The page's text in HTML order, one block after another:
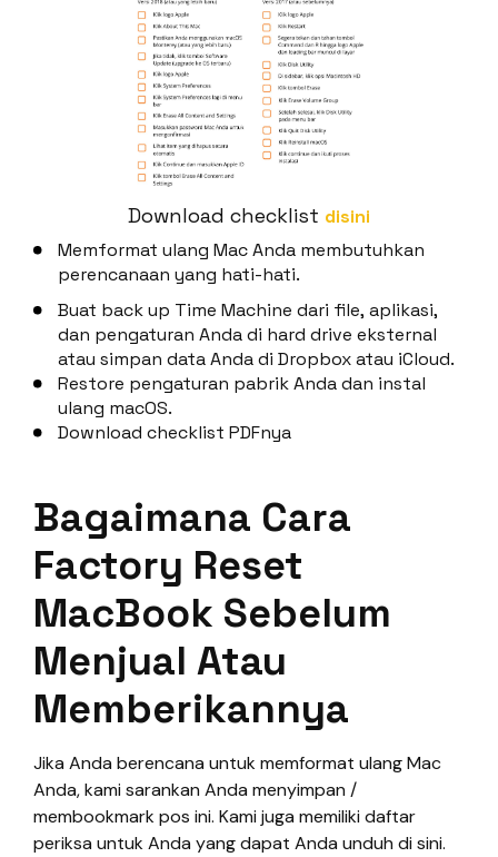
Download checklist disini
Memformat ulang Mac Anda membutuhkan
perencanaan yang hati-hati.
Buat back up Time Machine dari file, aplikasi,
dan pengaturan Anda di hard drive eksternal
atau simpan data Anda di Dropbox atau iCloud.
Restore pengaturan pabrik Anda dan instal
ulang macOS.
Download checklist PDFnya
Bagaimana Cara
Factory Reset
MacBook Sebelum
Menjual Atau
Memberikannya
Jika Anda berencana untuk memformat ulang Mac
Anda, kami sarankan Anda menyimpan /
membookmark pos ini. Kami juga memiliki daftar
periksa untuk Anda yang dapat Anda unduh di sini.